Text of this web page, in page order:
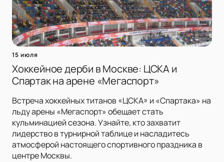
15 июля
Хоккейное дерби в Москве: ЦСКА и
Спартак на арене «Мегаспорт»
Встреча хоккейных титанов «ЦСКА» и «Спартака» на
льду арены «Мегаспорт» обещает стать
кульминацией сезона. Узнайте, кто захватит
лидерство в турнирной таблице и насладитесь
атмосферой настоящего спортивного праздника в
центре Москвы.